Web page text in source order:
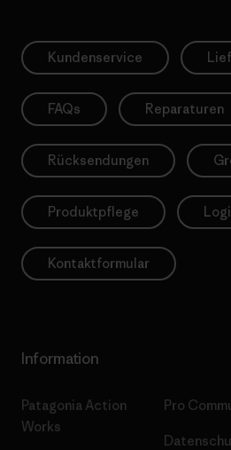
Kundenservice
FAQs Reparaturen
Rücksendungen
Produktpflege
Kontaktformular
Information
Patagonia Action
Works
Pro